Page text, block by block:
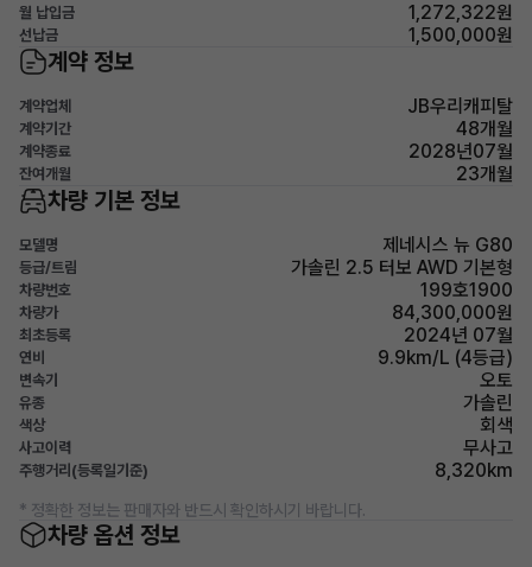
월 납입금 1,272,322원
선납금 1,500,000원
계약 정보
계약업체 JB우리캐피탈
계약기간 48개월
계약종료 2028년07월
잔여개월 23개월
차량 기본 정보
모델명 제네시스 뉴 G80
등급/트림 가솔린 2.5 터보 AWD 기본형
차량번호 199호1900
차량가 84,300,000원
최초등록 2024년 07월
연비 9.9km/L (4등급)
변속기 오토
유종 가솔린
색상 회색
사고이력 무사고
주행거리(등록일기준) 8,320km
* 정확한 정보는 판매자와 반드시 확인하시기 바랍니다.
차량 옵션 정보